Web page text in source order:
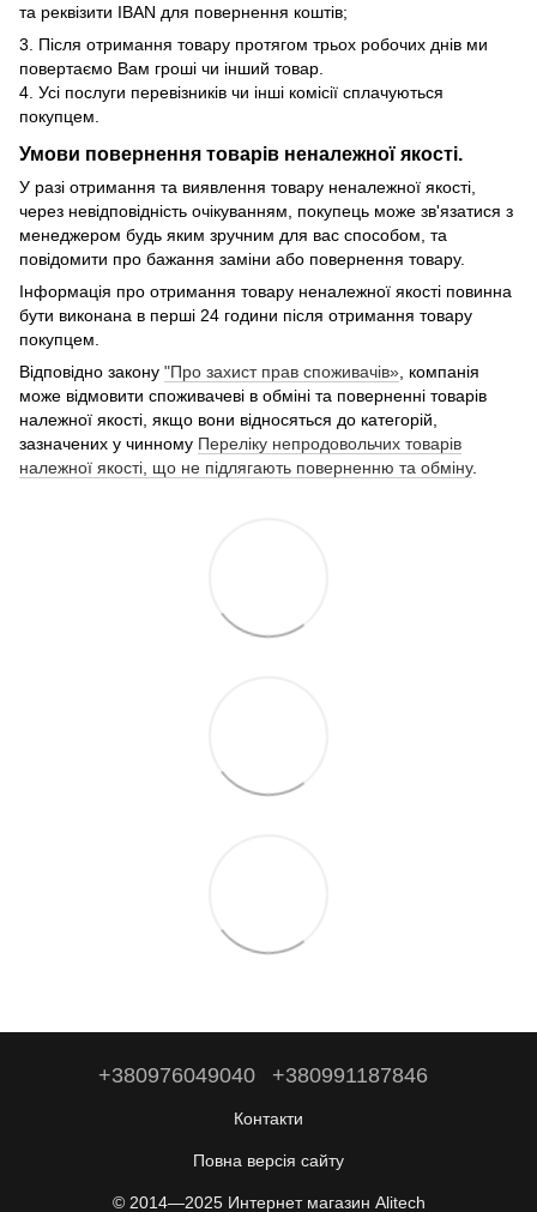
та реквізити IBAN для повернення коштів;
3. Після отримання товару протягом трьох робочих днів ми
повертаємо Вам гроші чи інший товар.
4. Усі послуги перевізників чи інші комісії сплачуються
покупцем.
Умови повернення товарів неналежної якості.
У разі отримання та виявлення товару неналежної якості,
через невідповідність очікуванням, покупець може зв'язатися з
менеджером будь яким зручним для вас способом, та
повідомити про бажання заміни або повернення товару.
Інформація про отримання товару неналежної якості повинна
бути виконана в перші 24 години після отримання товару
покупцем.
Відповідно закону "Про захист прав споживачів», компанія
може відмовити споживачеві в обміні та поверненні товарів
належної якості, якщо вони відносяться до категорій,
зазначених у чинному Переліку непродовольчих товарів
належної якості, що не підлягають поверненню та обміну.
+380976049040 +380991187846
Контакти
Повна версія сайту
© 2014—2025 Интернет магазин Alitech